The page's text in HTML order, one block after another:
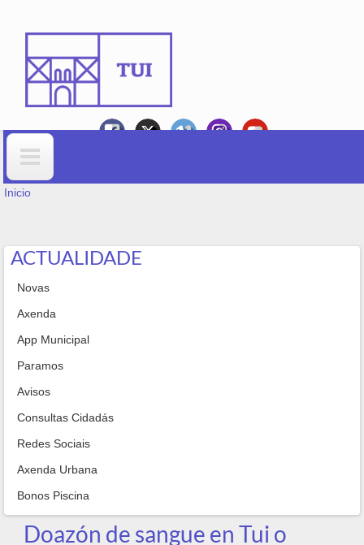
Formulario de busca
VOSTEDE ESTÁ AQUÍ
Inicio
ACTUALIDADE
Novas
Axenda
App Municipal
Paramos
Avisos
Consultas Cidadás
Redes Sociais
Axenda Urbana
Bonos Piscina
Doazón de sangue en Tui o